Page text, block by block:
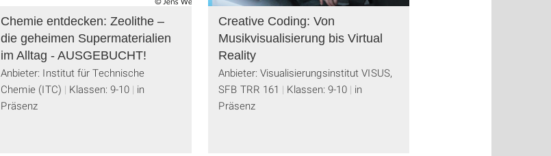
Chemie entdecken: Zeolithe –
die geheimen Supermaterialien
im Alltag - AUSGEBUCHT!
Anbieter: Institut für Technische
Chemie (ITC)
Klassen: 9-10
in
Präsenz
Creative Coding: Von
Musikvisualisierung bis Virtual
Reality
Anbieter: Visualisierungsinstitut VISUS,
SFB TRR 161
Klassen: 9-10
in
Präsenz